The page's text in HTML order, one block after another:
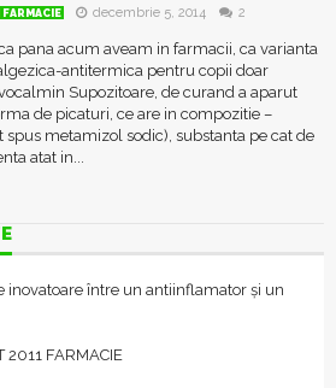
FARMACIE decembrie 5, 2014 2
pana acum aveam in farmacii, ca varianta
antitermica pentru copii doar
Supozitoare, de curand a aparut
de picaturi, ce are in compozitie –
metamizol sodic), substanta pe cat de
atat in...
inovatoare între un antiinflamator și un
2011 FARMACIE